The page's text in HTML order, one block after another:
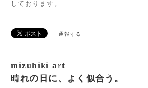
しております。
通報する
mizuhiki art
晴れの日に、よく似合う。